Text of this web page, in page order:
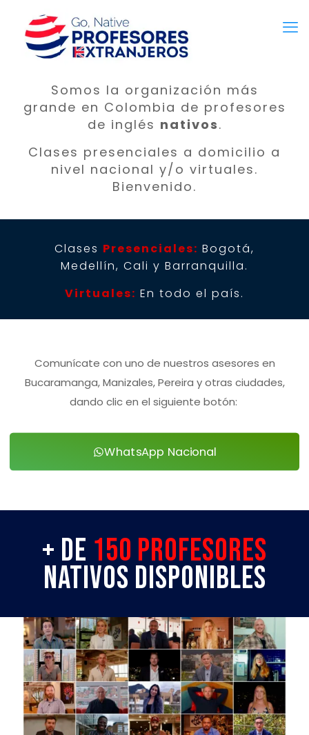
Somos la organización más
grande en Colombia de profesores
de inglés nativos.
Clases presenciales a domicilio a
nivel nacional y/o virtuales.
Bienvenido.
Clases Presenciales: Bogotá,
Medellín, Cali y Barranquilla.
Virtuales: En todo el país.
Comunícate con uno de nuestros asesores en
Bucaramanga, Manizales, Pereira y otras ciudades,
dando clic en el siguiente botón:
WhatsApp Nacional
+ de 150 Profesores
Nativos disponibles